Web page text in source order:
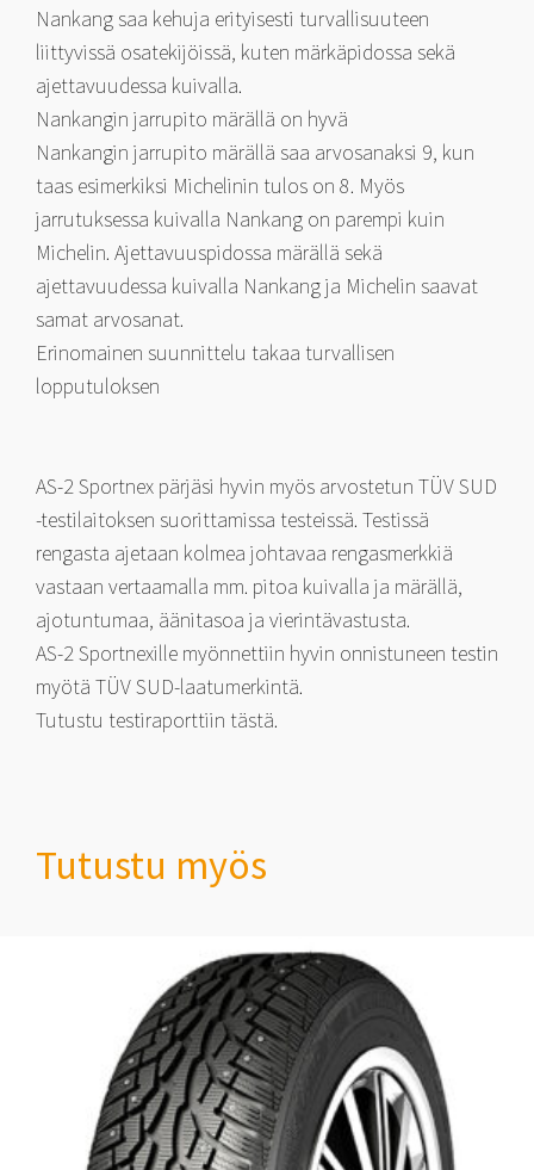
Nankang saa kehuja erityisesti turvallisuuteen
liittyvissä osatekijöissä, kuten märkäpidossa sekä
ajettavuudessa kuivalla.
Nankangin jarrupito märällä on hyvä
Nankangin jarrupito märällä saa arvosanaksi 9, kun
taas esimerkiksi Michelinin tulos on 8. Myös
jarrutuksessa kuivalla Nankang on parempi kuin
Michelin. Ajettavuuspidossa märällä sekä
ajettavuudessa kuivalla Nankang ja Michelin saavat
samat arvosanat.
Erinomainen suunnittelu takaa turvallisen
lopputuloksen
AS-2 Sportnex pärjäsi hyvin myös arvostetun TÜV SUD
-testilaitoksen suorittamissa testeissä. Testissä
rengasta ajetaan kolmea johtavaa rengasmerkkiä
vastaan vertaamalla mm. pitoa kuivalla ja märällä,
ajotuntumaa, äänitasoa ja vierintävastusta.
AS-2 Sportnexille myönnettiin hyvin onnistuneen testin
myötä TÜV SUD-laatumerkintä.
Tutustu testiraporttiin tästä.
Tutustu myös